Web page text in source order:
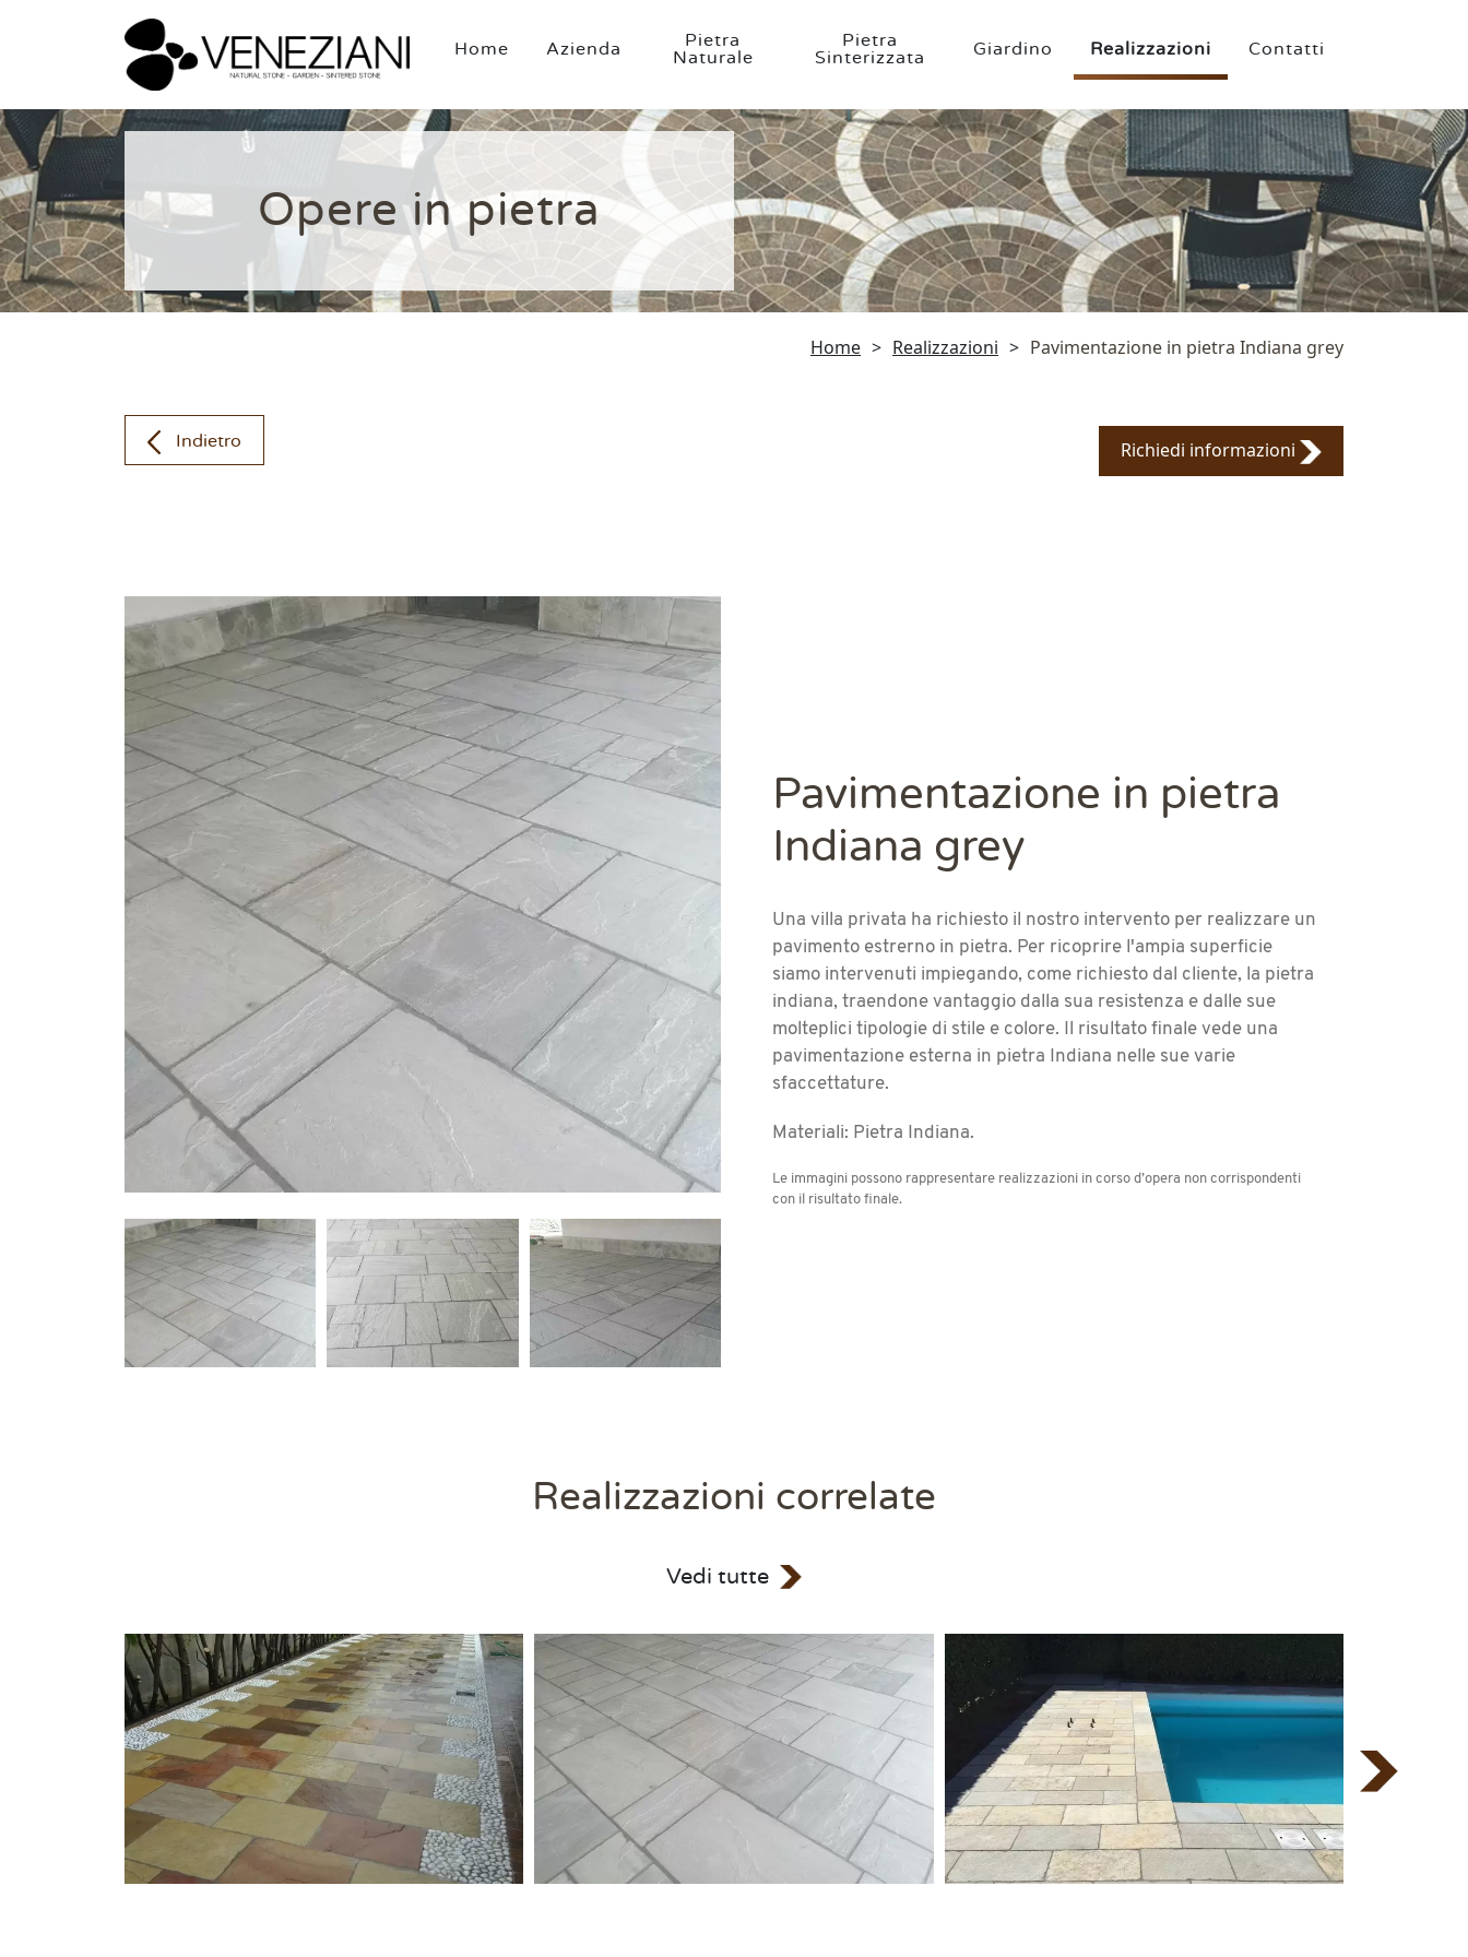
Home Azienda
Pietra
Naturale
Pietra
Sinterizzata
Giardino Realizzazioni Contatti
Opere in pietra
Home > Realizzazioni > Pavimentazione in pietra Indiana grey
Indietro Richiedi informazioni
Pavimentazione in pietra
Indiana grey
Una villa privata ha richiesto il nostro intervento per realizzare un
pavimento estrerno in pietra. Per ricoprire l'ampia superficie
siamo intervenuti impiegando, come richiesto dal cliente, la pietra
indiana, traendone vantaggio dalla sua resistenza e dalle sue
molteplici tipologie di stile e colore. Il risultato finale vede una
pavimentazione esterna in pietra Indiana nelle sue varie
sfaccettature.
Materiali: Pietra Indiana.
Le immagini possono rappresentare realizzazioni in corso d’opera non corrispondenti
con il risultato finale.
Realizzazioni correlate
Vedi tutte